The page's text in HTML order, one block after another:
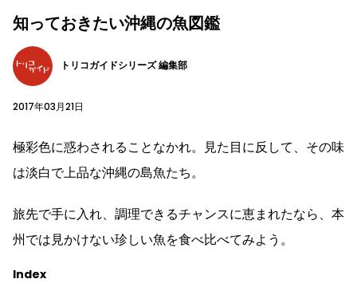
知っておきたい沖縄の魚図鑑
トリコガイドシリーズ 編集部
2017年03月21日
極彩色に惑わされることなかれ。見た目に反して、その味
は淡白で上品な沖縄の島魚たち。
旅先で手に入れ、調理できるチャンスに恵まれたなら、本
州では見かけない珍しい魚を食べ比べてみよう。
Index